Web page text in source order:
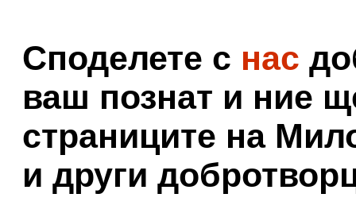
Споделете с нас
ваш познат и ние
страниците на
и други